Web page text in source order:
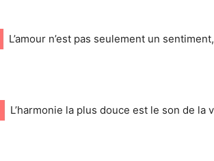
L’amour n’est pas seulement un
L’harmonie la plus douce est le son de la